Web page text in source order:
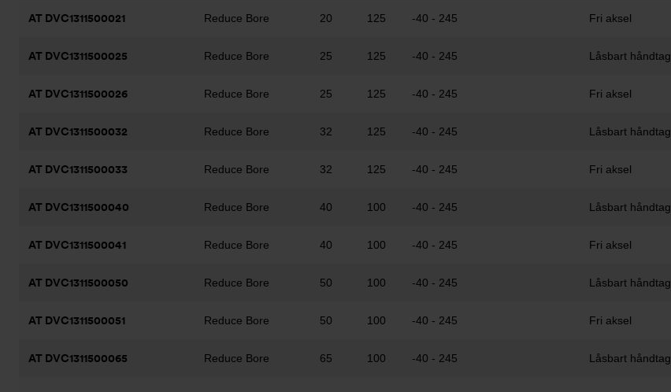
AT DVC1311500021 Reduce Bore 20 125 -40 - 245 Fri aksel
AT DVC1311500025 Reduce Bore 25 125 -40 - 245 Låsbart håndtag
AT DVC1311500026 Reduce Bore 25 125 -40 - 245 Fri aksel
AT DVC1311500032 Reduce Bore 32 125 -40 - 245 Låsbart håndtag
AT DVC1311500033 Reduce Bore 32 125 -40 - 245 Fri aksel
AT DVC1311500040 Reduce Bore 40 100 -40 - 245 Låsbart håndtag
AT DVC1311500041 Reduce Bore 40 100 -40 - 245 Fri aksel
AT DVC1311500050 Reduce Bore 50 100 -40 - 245 Låsbart håndtag
AT DVC1311500051 Reduce Bore 50 100 -40 - 245 Fri aksel
AT DVC1311500065 Reduce Bore 65 100 -40 - 245 Låsbart håndtag